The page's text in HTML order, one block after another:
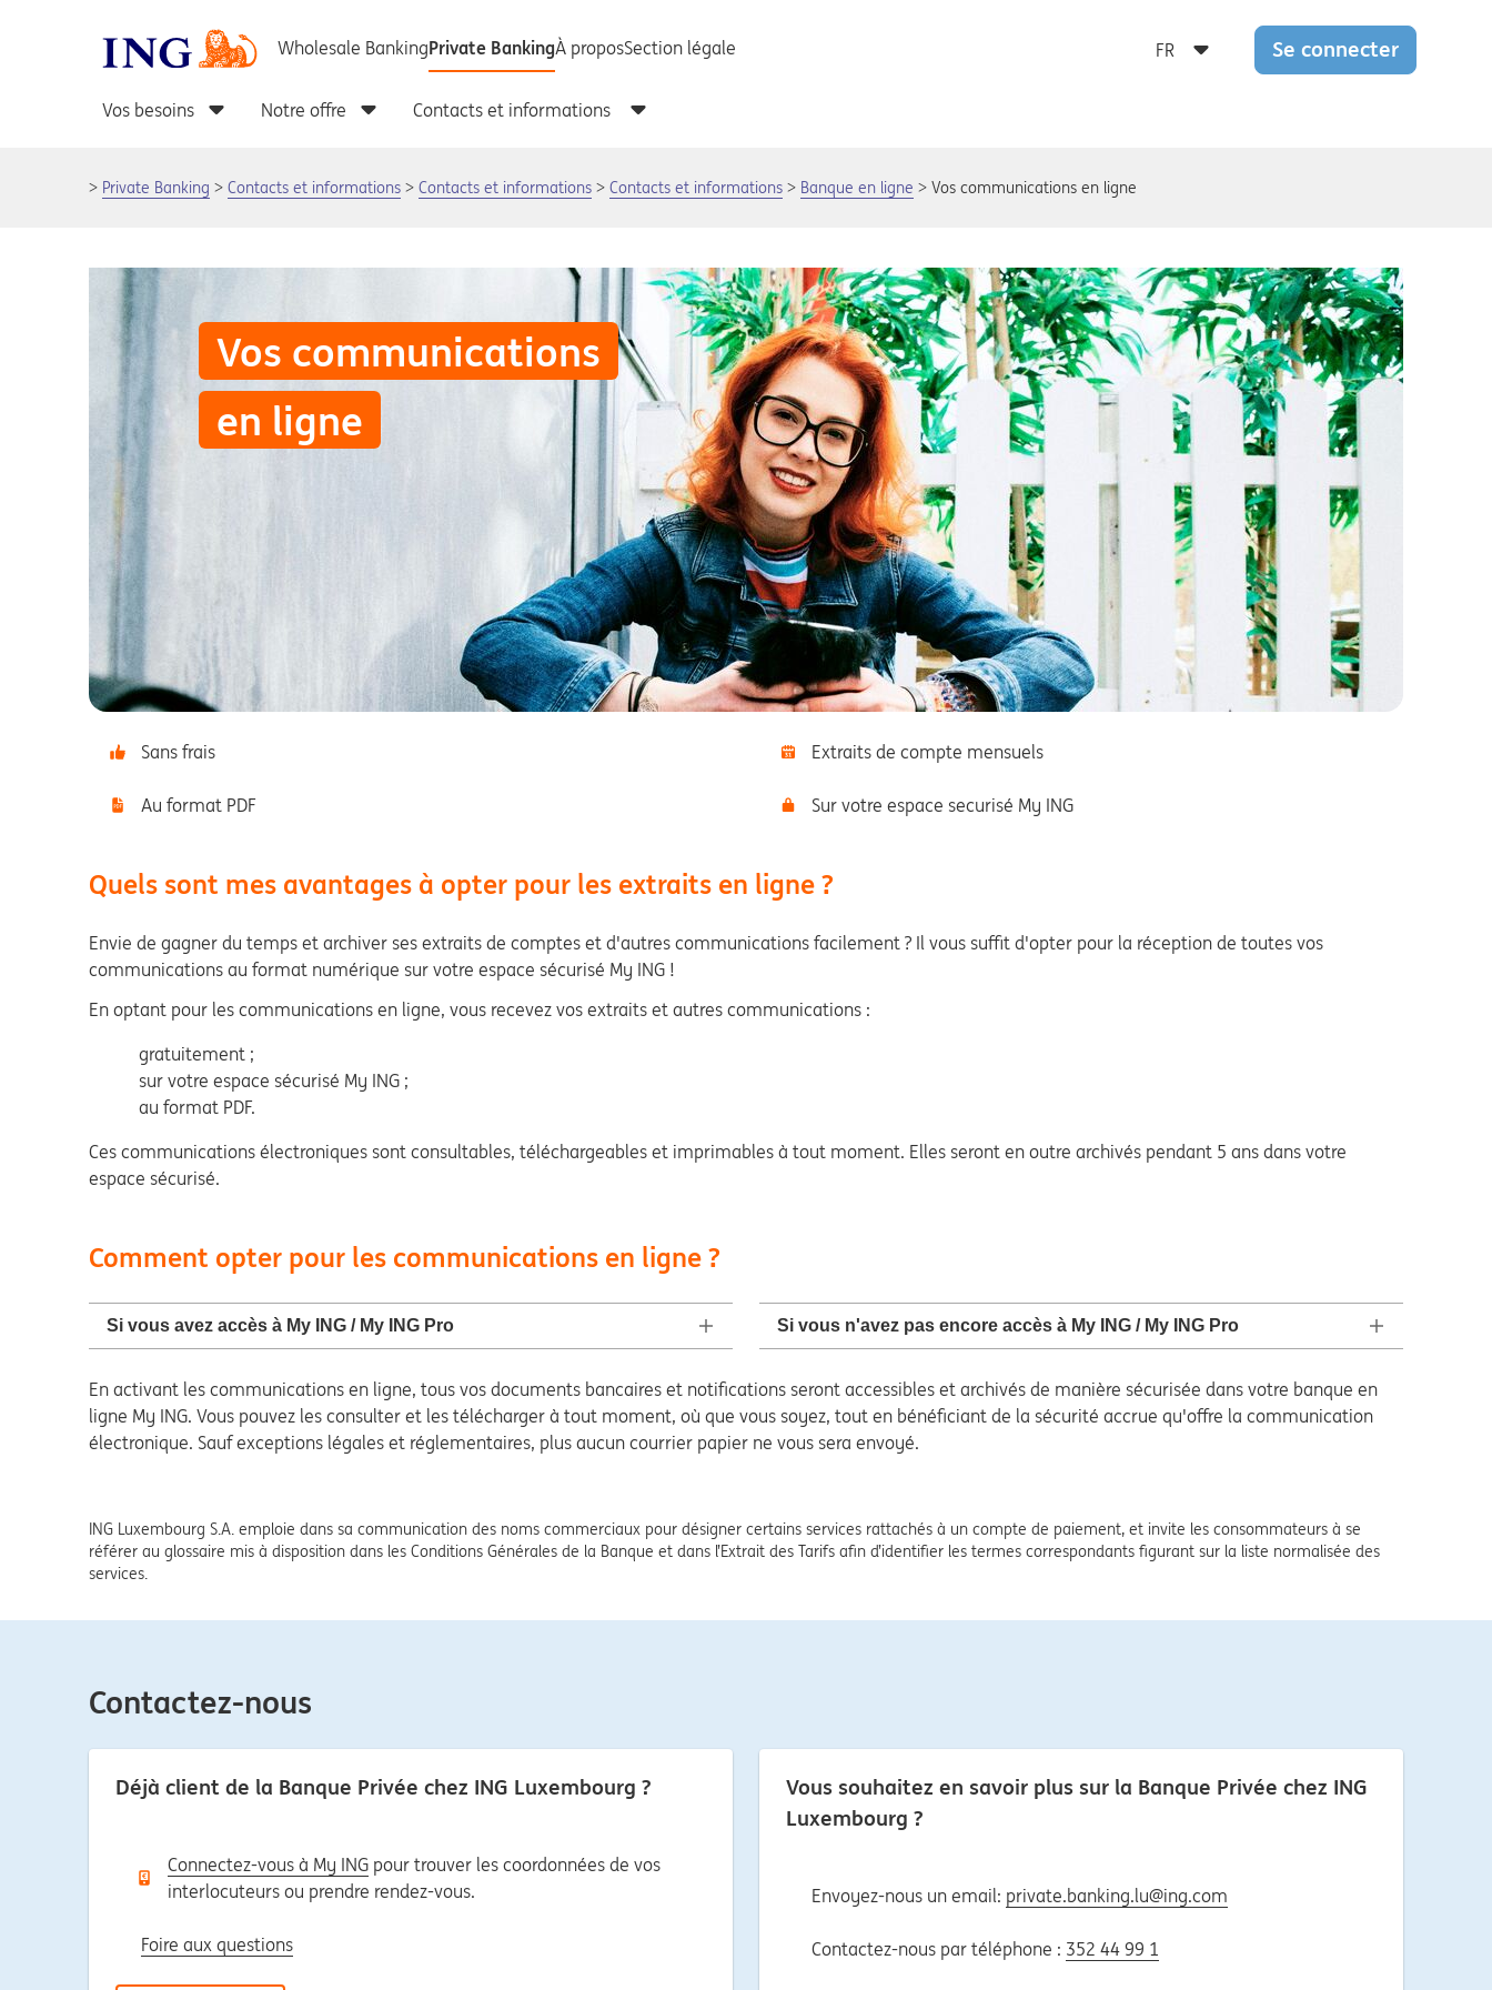
Se connecter
Private Banking Contacts et informations Contacts et informations Contacts et informations Banque en ligne Vos communications en ligne
Vos communications
en ligne
Sans frais Extraits de compte mensuels
Au format PDF Sur votre espace securisé My ING
Quels sont mes avantages à opter pour les extraits en ligne ?
Envie de gagner du temps et archiver ses extraits de comptes et d'autres communications facilement ? Il vous suffit d'opter pour la réception de toutes vos
communications au format numérique sur votre espace sécurisé My ING !
En optant pour les communications en ligne, vous recevez vos extraits et autres communications :
gratuitement ;
sur votre espace sécurisé My ING ;
au format PDF.
Ces communications électroniques sont consultables, téléchargeables et imprimables à tout moment. Elles seront en outre archivés pendant 5 ans dans votre
espace sécurisé.
Comment opter pour les communications en ligne ?
Si vous avez accès à My ING / My ING Pro Si vous n'avez pas encore accès à My ING / My ING Pro
En activant les communications en ligne, tous vos documents bancaires et notifications seront accessibles et archivés de manière sécurisée dans votre banque en
ligne My ING. Vous pouvez les consulter et les télécharger à tout moment, où que vous soyez, tout en bénéficiant de la sécurité accrue qu'offre la communication
électronique. Sauf exceptions légales et réglementaires, plus aucun courrier papier ne vous sera envoyé.
ING Luxembourg S.A. emploie dans sa communication des noms commerciaux pour désigner certains services rattachés à un compte de paiement, et invite les consommateurs à se
référer au glossaire mis à disposition dans les Conditions Générales de la Banque et dans l’Extrait des Tarifs afin d’identifier les termes correspondants figurant sur la liste normalisée des
services.
Contactez-nous
Déjà client de la Banque Privée chez ING Luxembourg ?
Connectez-vous à My ING pour trouver les coordonnées de vos
interlocuteurs ou prendre rendez-vous.
Foire aux questions
Vous souhaitez en savoir plus sur la Banque Privée chez ING
Luxembourg ?
Envoyez-nous un email: private.banking.lu@ing.com
Contactez-nous par téléphone : 352 44 99 1